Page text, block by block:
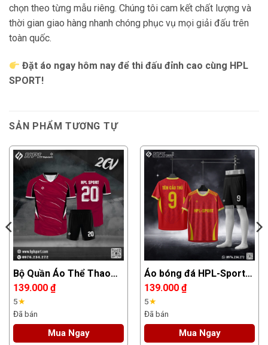
chọn theo từng mẫu riêng. Chúng tôi cam kết chất lượng và
thời gian giao hàng nhanh chóng phục vụ mọi giải đấu trên
toàn quốc.
Đặt áo ngay hôm nay để thi đấu đỉnh cao cùng HPL
SPORT!
SẢN PHẨM TƯƠNG TỰ
Bộ Quần Áo Thể Thao
HPL SPORT 20CV Màu
Đỏ Đô – Mạnh Mẽ Và Cá
Tính
139.000 ₫
5★
Đã bán
Mua Ngay
Áo bóng đá HPL-Sport
đỏ viền vàng – Mạnh mẽ
và nổi bật trên sân cỏ
139.000 ₫
5★
Đã bán
Mua Ngay